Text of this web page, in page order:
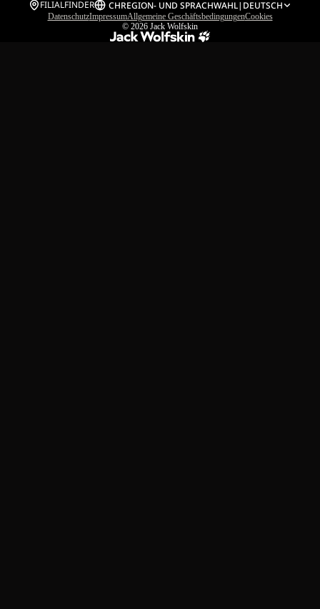
FILIALFINDER CHREGION- UND SPRACHWAHL| DEUTSCH
DatenschutzImpressumAllgemeine GeschäftsbedingungenCookies
© 2026 Jack Wolfskin